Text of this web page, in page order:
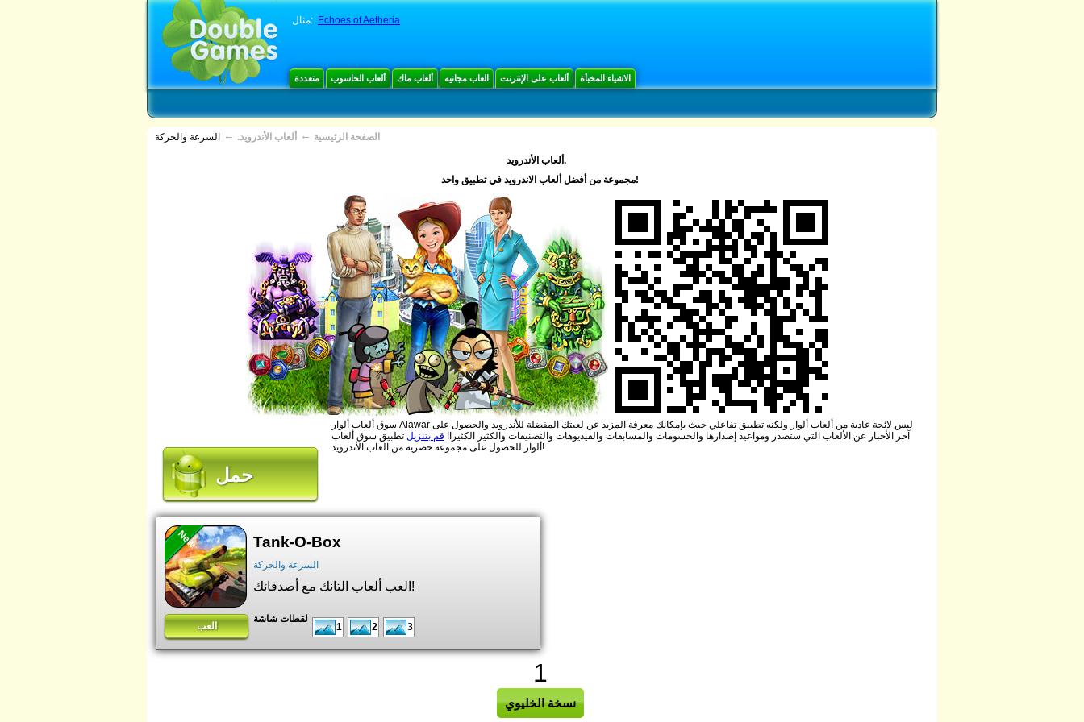
مثال: Echoes of Aetheria
متعددة ألعاب الحاسوب ألعاب ماك العاب مجانيه ألعاب على الإنترنت الاشياء المخبأة
الصفحة الرئيسية ← ألعاب الأندرويد. ← السرعة والحركة
ألعاب الأندرويد.
مجموعة من أفضل ألعاب الاندرويد في تطبيق واحد!
حمل
سوق ألعاب ألوار Alawar ليس لائحة عادية من ألعاب ألوار ولكنه تطبيق تفاعلي حيث بإمكانك معرفة المزيد عن لعبتك المفضلة للأندرويد والحصول على
آخر الأخبار عن الألعاب التي ستصدر ومواعيد إصدارها والحسومات والمسابقات والفيديوهات والتصنيفات والكثير الكثيرا! قم بتنزيل تطبيق سوق ألعاب
ألوار للحصول على مجموعة حصرية من العاب الأندرويد!
New
العب
Tank-O-Box
السرعة والحركة
العب ألعاب التانك مع أصدقائك!
لقطات شاشة
1 2 3
1
نسخة الخليوي